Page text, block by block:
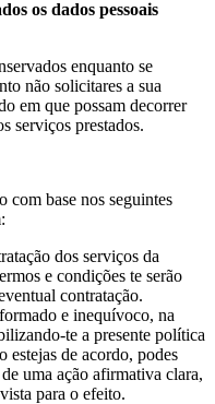
os dados pessoais
enquanto se
não solicitares a sua
em que possam decorrer
serviços prestados.
com base nos seguintes
dos serviços da
e condições te serão
contratação.
e inequívoco, na
te a presente política
estejas de acordo, podes
uma ação afirmativa clara,
para o efeito.